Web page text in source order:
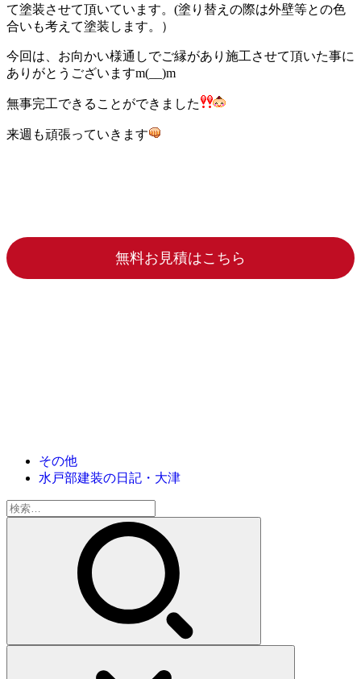
て塗装させて頂いています。(塗り替えの際は外壁等との色
合いも考えて塗装します。）
今回は、お向かい様通しでご縁があり施工させて頂いた事に
ありがとうございますm(__)m
無事完工できることができました
来週も頑張っていきます
無料お見積はこちら
その他
水戸部建装の日記・大津
検
索: